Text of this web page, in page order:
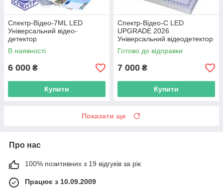
Спектр-Відео-7ML LED
Універсальний відео-
детектор
В наявності
6 000 ₴
Купити
Спектр-Відео-С LED
UPGRADE 2026
Універсальний відеодетектор
валют
Готово до відправки
7 000 ₴
Купити
Показати ще
Про нас
100% позитивних з 19 відгуків за рік
Працює з 10.09.2009